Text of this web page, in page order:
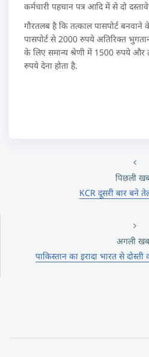
कर्मचारी पहचान पत्र आदि में से दो
गौरतलब है कि तत्काल पासपोर्ट
पासपोर्ट से 2000 रुपये अतिरिक्त
के लिए समान्य श्रेणी में 1500 रुपये और
रुपये देना होता है.
पिछली
KCR दूसरी बार बने
अगली
पाकिस्तान का इरादा भारत से